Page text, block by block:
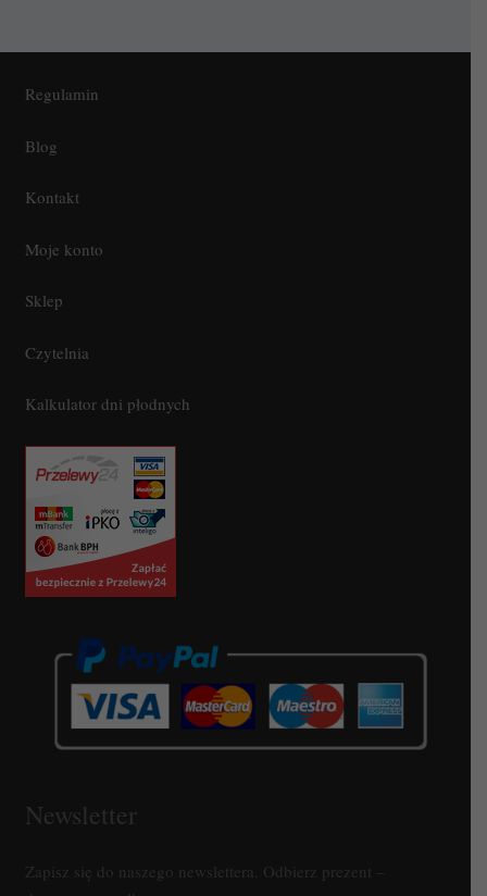
Regulamin
Blog
Kontakt
Moje konto
Sklep
Czytelnia
Kalkulator dni płodnych
Newsletter
Zapisz się do naszego newslettera. Odbierz prezent –